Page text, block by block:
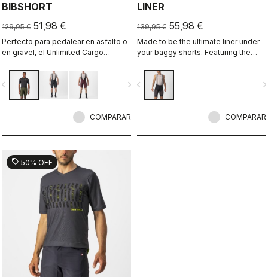
BIBSHORT
129,95 € 51,98 €
Perfecto para pedalear en asfalto o
en gravel, el Unlimited Cargo
bolsillos de gran capacidad es ideal
para tu próxima aventura.
navigate_next
COMPARAR
LINER
139,95 € 55,98 €
Made to be the ultimate liner under
your baggy shorts. Featuring the
Air seamless pad in the coolest
minimalist short, with three pockets
on the back.
navigate_before
COMPARAR
sell 50% OFF